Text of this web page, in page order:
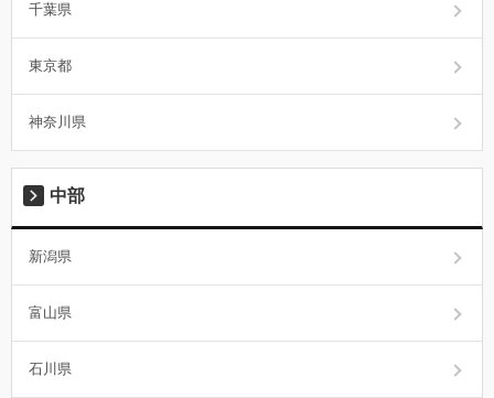
千葉県
東京都
神奈川県
中部
新潟県
富山県
石川県